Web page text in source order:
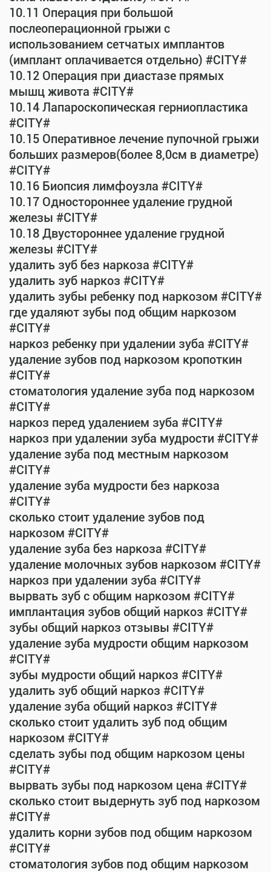
10.11 Операция при большой
послеоперационной грыжи с
использованием сетчатых имплантов
(имплант оплачивается отдельно) #CITY#
10.12 Операция при диастазе прямых
мышц живота #CITY#
10.14 Лапароскопическая герниопластика
#CITY#
10.15 Оперативное лечение пупочной грыжи
больших размеров(более 8,0см в диаметре)
#CITY#
10.16 Биопсия лимфоузла #CITY#
10.17 Одностороннее удаление грудной
железы #CITY#
10.18 Двустороннее удаление грудной
железы #CITY#
удалить зуб без наркоза #CITY#
удалить зуб наркоз #CITY#
удалить зубы ребенку под наркозом #CITY#
где удаляют зубы под общим наркозом
#CITY#
наркоз ребенку при удалении зуба #CITY#
удаление зубов под наркозом кропоткин
#CITY#
стоматология удаление зуба под наркозом
#CITY#
наркоз перед удалением зуба #CITY#
наркоз при удалении зуба мудрости #CITY#
удаление зуба под местным наркозом
#CITY#
удаление зуба мудрости без наркоза
#CITY#
сколько стоит удаление зубов под
наркозом #CITY#
удаление зуба без наркоза #CITY#
удаление молочных зубов наркозом #CITY#
наркоз при удалении зуба #CITY#
вырвать зуб с общим наркозом #CITY#
имплантация зубов общий наркоз #CITY#
зубы общий наркоз отзывы #CITY#
удаление зуба мудрости общим наркозом
#CITY#
зубы мудрости общий наркоз #CITY#
удалить зуб общий наркоз #CITY#
удаление зуба общий наркоз #CITY#
сколько стоит удалить зуб под общим
наркозом #CITY#
сделать зубы под общим наркозом цены
#CITY#
вырвать зубы под наркозом цена #CITY#
сколько стоит выдернуть зуб под наркозом
#CITY#
удалить корни зубов под общим наркозом
#CITY#
стоматология зубов под общим наркозом